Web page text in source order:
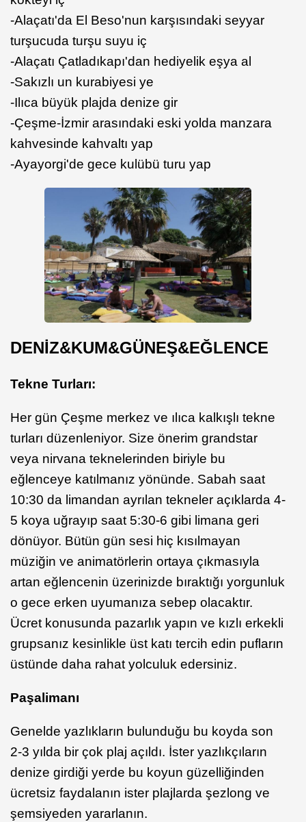
-Alaçatı'da El Beso'nun karşısındaki seyyar
turşucuda turşu suyu iç
-Alaçatı Çatladıkapı'dan hediyelik eşya al
-Sakızlı un kurabiyesi ye
-Ilıca büyük plajda denize gir
-Çeşme-İzmir arasındaki eski yolda manzara
kahvesinde kahvaltı yap
-Ayayorgi'de gece kulübü turu yap
DENİZ&KUM&GÜNEŞ&EĞLENCE
Tekne Turları:
Her gün Çeşme merkez ve ılıca kalkışlı tekne
turları düzenleniyor. Size önerim grandstar
veya nirvana teknelerinden biriyle bu
eğlenceye katılmanız yönünde. Sabah saat
10:30 da limandan ayrılan tekneler açıklarda 4-
5 koya uğrayıp saat 5:30-6 gibi limana geri
dönüyor. Bütün gün sesi hiç kısılmayan
müziğin ve animatörlerin ortaya çıkmasıyla
artan eğlencenin üzerinizde bıraktığı yorgunluk
o gece erken uyumanıza sebep olacaktır.
Ücret konusunda pazarlık yapın ve kızlı erkekli
grupsanız kesinlikle üst katı tercih edin pufların
üstünde daha rahat yolculuk edersiniz.
Paşalimanı
Genelde yazlıkların bulunduğu bu koyda son
2-3 yılda bir çok plaj açıldı. İster yazlıkçıların
denize girdiği yerde bu koyun güzelliğinden
ücretsiz faydalanın ister plajlarda şezlong ve
şemsiyeden yararlanın.